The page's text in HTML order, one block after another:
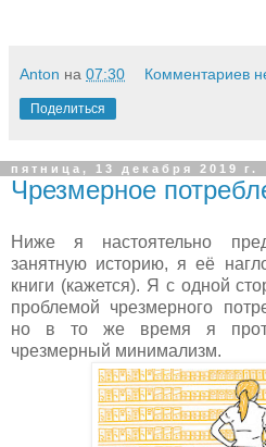
Anton на 07:30 Комментариев
Поделиться
пятница, 13 декабря 2019 г.
Чрезмерное
Ниже я настоятельно
занятную историю, я её
книги (кажется). Я с одной
проблемой чрезмерного
но в то же время я
чрезмерный минимализм.